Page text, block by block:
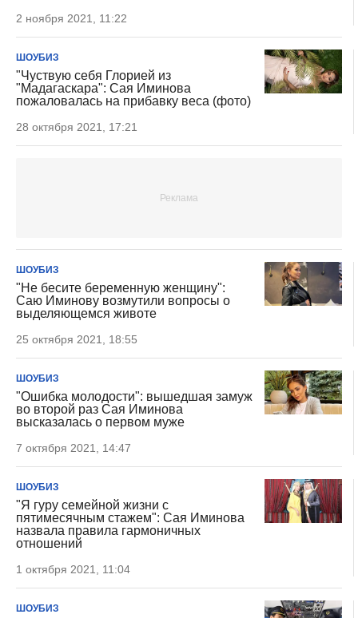
2 ноября 2021, 11:22
ШОУБИЗ
"Чуствую себя Глорией из
"Мадагаскара": Сая Иминова
пожаловалась на прибавку веса (фото)
28 октября 2021, 17:21
ШОУБИЗ
"Не бесите беременную женщину":
Саю Иминову возмутили вопросы о
выделяющемся животе
25 октября 2021, 18:55
ШОУБИЗ
"Ошибка молодости": вышедшая замуж
во второй раз Сая Иминова
высказалась о первом муже
7 октября 2021, 14:47
ШОУБИЗ
"Я гуру семейной жизни с
пятимесячным стажем": Сая Иминова
назвала правила гармоничных
отношений
1 октября 2021, 11:04
ШОУБИЗ